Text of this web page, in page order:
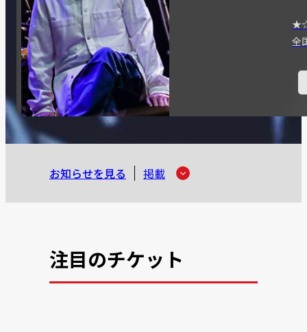
全
お知らせを見る 掲載
注目のチケット